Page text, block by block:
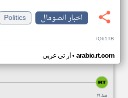
اخبار الصومال
Politics
IQ61TB
ار تي عربي• arabic.rt.com
منذ ١٩